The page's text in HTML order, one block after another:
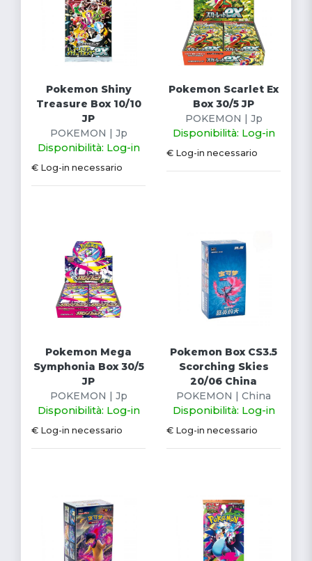
Pokemon Shiny
Treasure Box 10/10
JP
POKEMON | Jp
Disponibilità: Log-in
€ Log-in necessario
Pokemon Scarlet Ex
Box 30/5 JP
POKEMON | Jp
Disponibilità: Log-in
€ Log-in necessario
Pokemon Mega
Symphonia Box 30/5
JP
POKEMON | Jp
Disponibilità: Log-in
€ Log-in necessario
Pokemon Box CS3.5
Scorching Skies
20/06 China
POKEMON | China
Disponibilità: Log-in
€ Log-in necessario